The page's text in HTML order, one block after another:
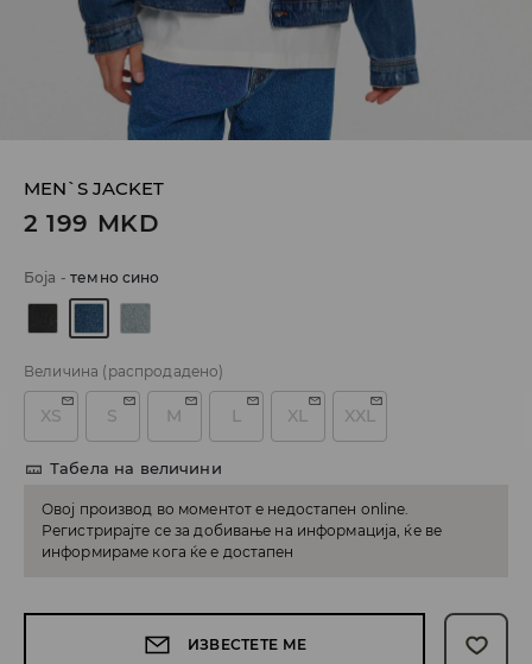
MEN`S JACKET
2 199 MKD
Боја -темно сино
Величина (распродадено)
XS S M L XL XXL
Табела на величини
Овој производ во моментот е недостапен online.
Регистрирајте се за добивање на информација, ќе ве
информираме кога ќе е достапен
ИЗВЕСТЕТЕ МЕ